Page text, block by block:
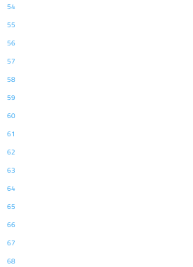
54
55
56
57
58
59
60
61
62
63
64
65
66
67
68